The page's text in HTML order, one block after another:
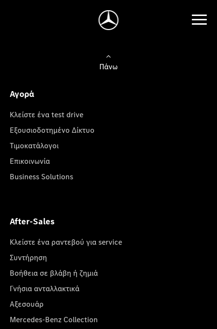
Πάνω
Αγορά
Κλείστε ένα test drive
Εξουσιοδοτημένο Δίκτυο
Τιμοκατάλογοι
Επικοινωνία
Business Solutions
After-Sales
Κλείστε ένα ραντεβού για service
Συντήρηση
Βοήθεια σε βλάβη ή ζημιά
Γνήσια ανταλλακτικά
Αξεσουάρ
Mercedes-Benz Collection